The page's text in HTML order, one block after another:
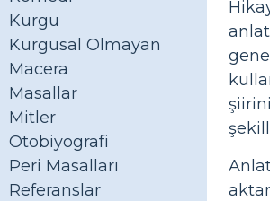
Kurgu
Kurgusal Olmayan
Macera
Masallar
Mitler
Otobiyografi
Peri Masalları
Referanslar